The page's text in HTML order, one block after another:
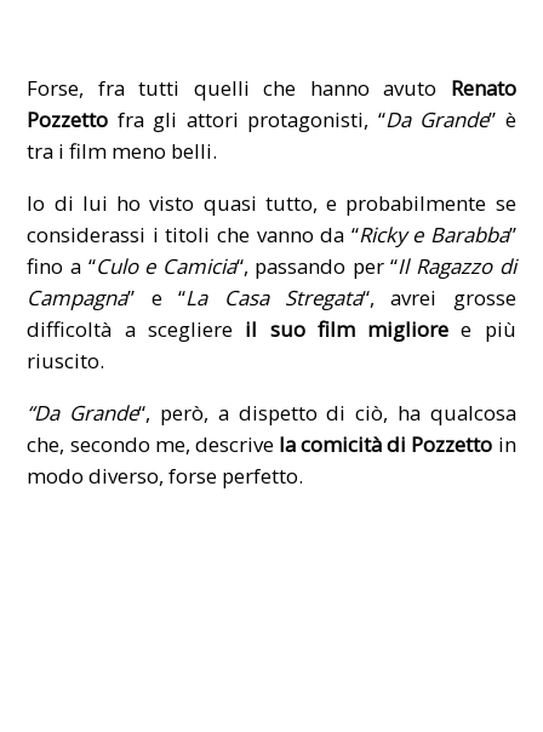
Forse, fra tutti quelli che hanno avuto Renato
Pozzetto fra gli attori protagonisti, “Da Grande” è
tra i film meno belli.
Io di lui ho visto quasi tutto, e probabilmente se
considerassi i titoli che vanno da “Ricky e Barabba”
fino a “Culo e Camicia“, passando per “Il Ragazzo di
Campagna” e “La Casa Stregata“, avrei grosse
difficoltà a scegliereil suo film migliore e più
riuscito.
“Da Grande“, però, a dispetto di ciò, ha qualcosa
che, secondo me, descrivela comicità di Pozzetto in
modo diverso, forse perfetto.